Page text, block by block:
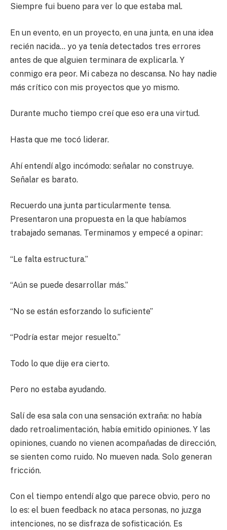
Siempre fui bueno para ver lo que estaba mal.
En un evento, en un proyecto, en una junta, en una idea
recién nacida… yo ya tenía detectados tres errores
antes de que alguien terminara de explicarla. Y
conmigo era peor. Mi cabeza no descansa. No hay nadie
más crítico con mis proyectos que yo mismo.
Durante mucho tiempo creí que eso era una virtud.
Hasta que me tocó liderar.
Ahí entendí algo incómodo: señalar no construye.
Señalar es barato.
Recuerdo una junta particularmente tensa.
Presentaron una propuesta en la que habíamos
trabajado semanas. Terminamos y empecé a opinar:
“Le falta estructura.”
“Aún se puede desarrollar más.”
“No se están esforzando lo suficiente”
“Podría estar mejor resuelto.”
Todo lo que dije era cierto.
Pero no estaba ayudando.
Salí de esa sala con una sensación extraña: no había
dado retroalimentación, había emitido opiniones. Y las
opiniones, cuando no vienen acompañadas de dirección,
se sienten como ruido. No mueven nada. Solo generan
fricción.
Con el tiempo entendí algo que parece obvio, pero no
lo es: el buen feedback no ataca personas, no juzga
intenciones, no se disfraza de sofisticación. Es